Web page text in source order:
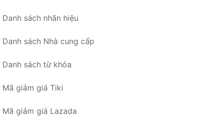
Danh sách nhãn hiệu
Danh sách Nhà cung cấp
Danh sách từ khóa
Mã giảm giá Tiki
Mã giảm giá Lazada